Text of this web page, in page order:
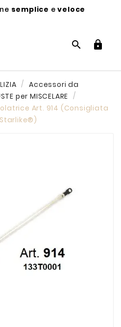
semplice eveloce
 
Accessori da
per MISCELARE
Art. 914 (Consigliata